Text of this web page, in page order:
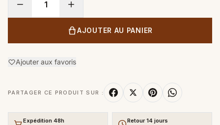
AJOUTER AU PANIER
Ajouter aux favoris
PARTAGER CE PRODUIT SUR :
Expédition 48h Retour 14 jours